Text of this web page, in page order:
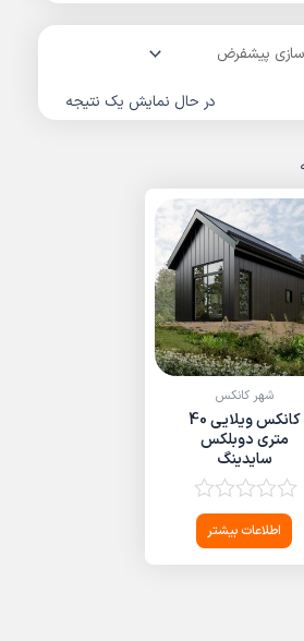
در حال نمایش یک نتیجه
شهر کانکس
کانکس ویلایی 40
متری دوبلکس
سایدینگ
امتیاز
0 اطلاعات بیشتر